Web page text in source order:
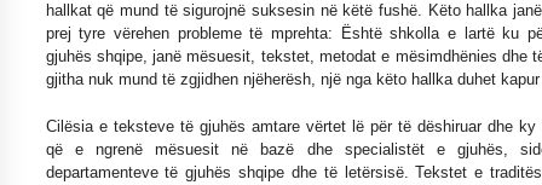
hallkat që mund të sigurojnë suksesin në këtë fushë. Këto hallka
prej tyre vërehen probleme të mprehta: Është shkolla e lartë ku
gjuhës shqipe, janë mësuesit, tekstet, metodat e mësimdhënies dhe
gjitha nuk mund të zgjidhen njëherësh, një nga këto hallka duhet
Cilësia e teksteve të gjuhës amtare vërtet lë për të dëshiruar dhe ky
që e ngrenë mësuesit në bazë dhe specialistët e gjuhës,
departamenteve të gjuhës shqipe dhe të letërsisë. Tekstet e